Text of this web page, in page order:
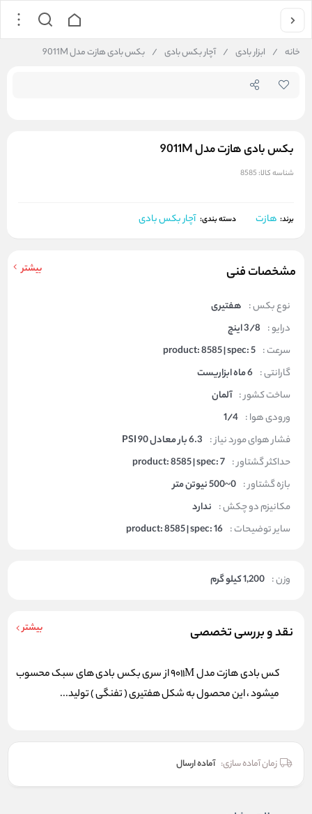
خانه / ابزار بادی / آچار بکس بادی / بکس بادی هازت مدل 9011M
بکس بادی هازت مدل 9011M
شناسه کالا: 8585
برند: هازت دسته بندی: آچار بکس بادی
مشخصات فنی بیشتر
نوع بکس : هفتیری
درایو : 3/8 اینچ
سرعت : product: 8585 | spec: 5
گارانتی : 6 ماه ابزاریست
ساخت کشور : آلمان
ورودی هوا : 1/4
فشار هوای مورد نیاز : 6.3 بار معادل 90 PSI
حداکثر گشتاور : product: 8585 | spec: 7
بازه گشتاور : 0~500 نیوتن متر
مکانیزم دو چکش : ندارد
سایر توضیحات : product: 8585 | spec: 16
وزن : 1,200 کیلو گرم
نقد و بررسی تخصصی بیشتر
کس بادی هازت مدل 9011M از سری بکس بادی های سبک محسوب
میشود ، این محصول به شکل هفتیری ( تفنگی ) تولید...
زمان آماده سازی: آماده ارسال